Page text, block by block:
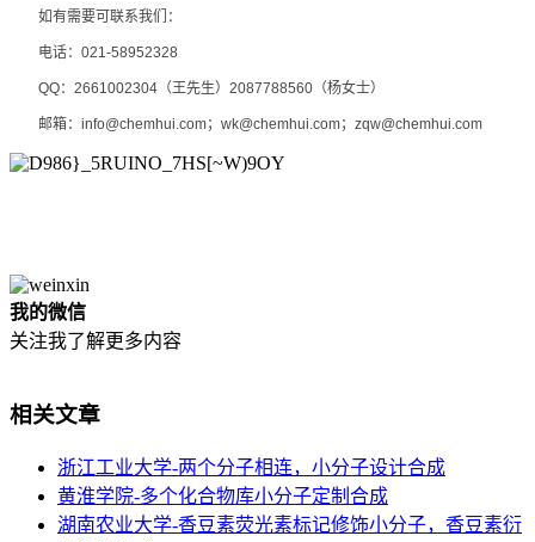
如有需要可联系我们：
电话： 021-58952328
QQ： 2661002304 （王先生） 2087788560 （杨女士）
邮箱： info@chemhui.com； wk@chemhui.com； zqw@chemhui.com
我的微信
关注我了解更多内容
相关文章
浙江工业大学-两个分子相连，小分子设计合成
黄淮学院-多个化合物库小分子定制合成
湖南农业大学-香豆素荧光素标记修饰小分子，香豆素衍